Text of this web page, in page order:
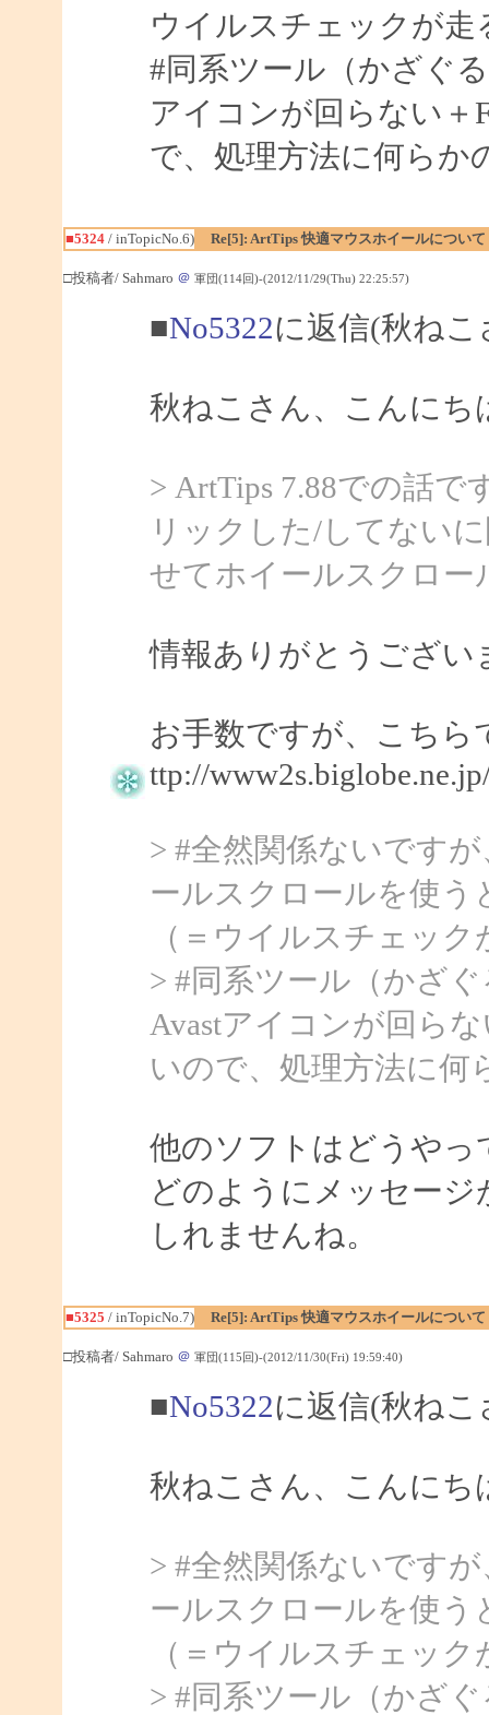
ウイルスチェックが走
#同系ツール（かざぐ
アイコンが回らない＋
で、処理方法に何らか
■5324/ inTopicNo.6) Re[5]: ArtTips 快適マウスホイールについて
□投稿者/ Sahmaro ＠ 軍団(114回)-(2012/11/29(Thu) 22:25:57)
■No5322に返信(秋ね
秋ねこさん、こんにち
> ArtTips 7.88での話で
リックした/してない
せてホイールスクロー
情報ありがとうござい
お手数ですが、こちら
ttp://
> #全然関係ないです
ールスクロールを使う
（＝ウイルスチェッ
> #同系ツール（かざ
Avastアイコンが回ら
いので、処理方法に何
他のソフトはどうや
どのようにメッセー
しれませんね。
■5325 / inTopicNo.7) Re[5]: ArtTips 快適マウスホイールについて
□投稿者/ Sahmaro ＠ 軍団(115回)-(2012/11/30(Fri) 19:59:40)
■No5322に返信(秋ね
秋ねこさん、こんにち
> #全然関係ないです
ールスクロールを使う
（＝ウイルスチェッ
> #同系ツール（かざ